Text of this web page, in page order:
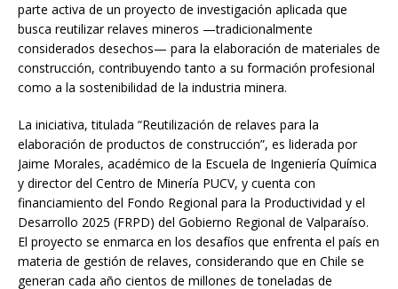
parte activa de un proyecto de investigación aplicada que
busca reutilizar relaves mineros —tradicionalmente
considerados desechos— para la elaboración de materiales de
construcción, contribuyendo tanto a su formación profesional
como a la sostenibilidad de la industria minera.
La iniciativa, titulada “Reutilización de relaves para la
elaboración de productos de construcción”, es liderada por
Jaime Morales, académico de la Escuela de Ingeniería Química
y director del Centro de Minería PUCV, y cuenta con
financiamiento del Fondo Regional para la Productividad y el
Desarrollo 2025 (FRPD) del Gobierno Regional de Valparaíso.
El proyecto se enmarca en los desafíos que enfrenta el país en
materia de gestión de relaves, considerando que en Chile se
generan cada año cientos de millones de toneladas de